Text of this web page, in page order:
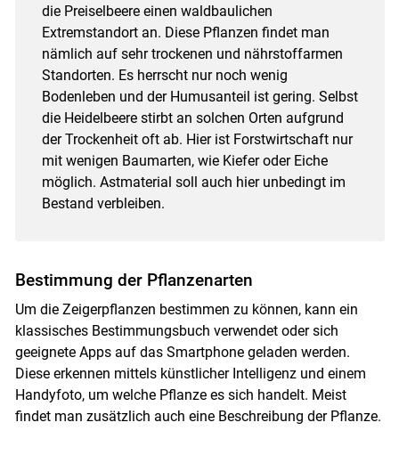
die Preiselbeere einen waldbaulichen
Extremstandort an. Diese Pflanzen findet man
nämlich auf sehr trockenen und nährstoffarmen
Standorten. Es herrscht nur noch wenig
Bodenleben und der Humusanteil ist gering. Selbst
die Heidelbeere stirbt an solchen Orten aufgrund
der Trockenheit oft ab. Hier ist Forstwirtschaft nur
mit wenigen Baumarten, wie Kiefer oder Eiche
möglich. Astmaterial soll auch hier unbedingt im
Bestand verbleiben.
Bestimmung der Pflanzenarten
Um die Zeigerpflanzen bestimmen zu können, kann ein
klassisches Bestimmungsbuch verwendet oder sich
geeignete Apps auf das Smartphone geladen werden.
Diese erkennen mittels künstlicher Intelligenz und einem
Handyfoto, um welche Pflanze es sich handelt. Meist
findet man zusätzlich auch eine Beschreibung der Pflanze.